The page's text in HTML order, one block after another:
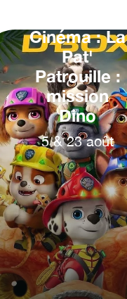
Cinéma : La
Pat'
Patrouille :
mission
Dino
5 & 23 août